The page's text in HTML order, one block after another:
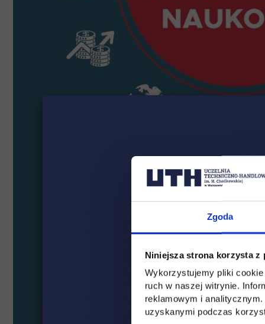
Zgoda
Niniejsza strona korzysta z
Wykorzystujemy pliki
ruch w naszej witrynie.
reklamowym i
uzyskanymi podczas